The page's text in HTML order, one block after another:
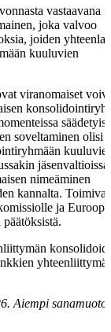
vastaavana
joka valvoo
joiden
kuuluvien
viranomaiset
soveltaminen olisi
nimeäminen
kannalta.
ja
Aiempi sanamuoto